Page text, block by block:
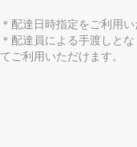
＊配達日時指定をご利用い
＊配達員による手渡しと
てご利用いただけます。